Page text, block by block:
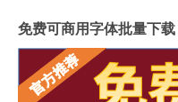
免费可商用字体批量下载